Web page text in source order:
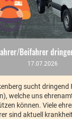
Beifahrer
17.07.2026
sucht
welche uns
können. Viele
sind aktuell